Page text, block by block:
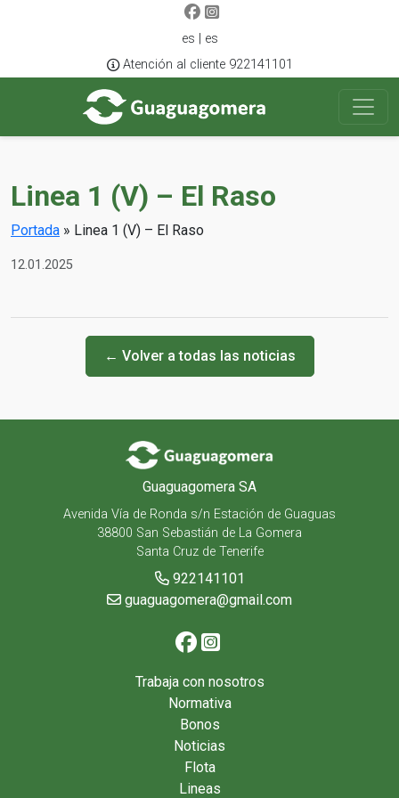
es | es
Atención al cliente 922141101
Linea 1 (V) – El Raso
Portada » Linea 1 (V) – El Raso
12.01.2025
← Volver a todas las noticias
Guaguagomera SA
Avenida Vía de Ronda s/n Estación de Guaguas
38800 San Sebastián de La Gomera
Santa Cruz de Tenerife
922141101
guaguagomera@gmail.com
Trabaja con nosotros
Normativa
Bonos
Noticias
Flota
Lineas